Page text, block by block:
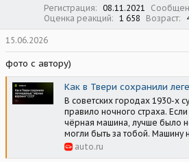
Регистрация
08.11.2021
Оценка реакций
1 658 Возраст
15.06.2026
фото с автору)
Как в Твери сохранили
В советских городах 1930-х
правило ночного страха.
чёрная машина, лучше было
могли быть за тобой. Машину
auto.ru